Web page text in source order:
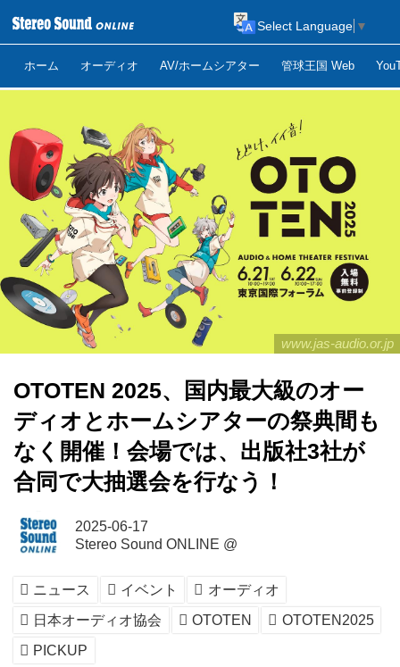
ホーム オーディオ AV/ホームシアター 管球王国 Web
Select Language ▼
www.jas-audio.or.jp
OTOTEN 2025、国内最大級のオー
ディオとホームシアターの祭典間も
なく開催！会場では、出版社3社が
合同で大抽選会を行なう！
2025-06-17
Stereo Sound ONLINE @
ニュース イベント
オーディオ
日本オーディオ協会
OTOTEN
OTOTEN2025
PICKUP